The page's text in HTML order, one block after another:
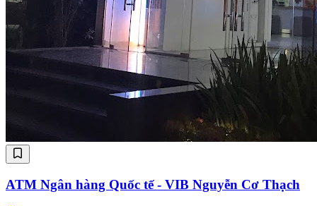
ATM Ngân hàng Quốc tế - VIB Nguyễn Cơ Thạch